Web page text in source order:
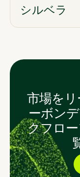
シルベラ
市場を
ーボン
クフロ